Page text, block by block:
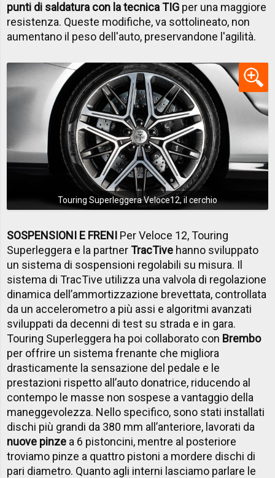
punti di saldatura con la tecnica TIG per una maggiore
resistenza. Queste modifiche, va sottolineato, non
aumentano il peso dell'auto, preservandone l'agilità.
Touring Superleggera Veloce12, il cerchio
SOSPENSIONI E FRENI Per Veloce 12, Touring
Superleggera e la partnerTracTive hanno sviluppato
un sistema di sospensioni regolabili su misura. Il
sistema di TracTive utilizza una valvola di regolazione
dinamica dell’ammortizzazione brevettata, controllata
da un accelerometro a più assi e algoritmi avanzati
sviluppati da decenni di test su strada e in gara.
Touring Superleggera ha poi collaborato con Brembo
per offrire un sistema frenante che migliora
drasticamente la sensazione del pedale e le
prestazioni rispetto all’auto donatrice, riducendo al
contempo le masse non sospese a vantaggio della
maneggevolezza. Nello specifico, sono stati installati
dischi più grandi da 380 mm all’anteriore, lavorati da
nuove pinze a 6 pistoncini, mentre al posteriore
troviamo pinze a quattro pistoni a mordere dischi di
pari diametro. Quanto agli interni lasciamo parlare le